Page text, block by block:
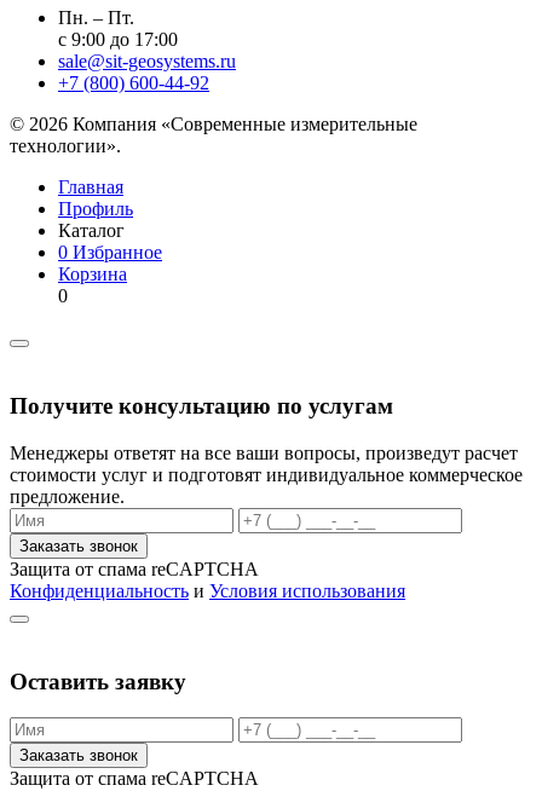
Пн. – Пт.
с 9:00 до 17:00
sale@sit-geosystems.ru
+7 (800) 600-44-92
© 2026 Компания «Современные измерительные
технологии».
Главная
Профиль
Каталог
0 Избранное
Корзина
0
Получите консультацию по услугам
Менеджеры ответят на все ваши вопросы, произведут расчет
стоимости услуг и подготовят индивидуальное коммерческое
предложение.
Заказать звонок
Защита от спама reCAPTCHA
Конфиденциальность и Условия использования
Оставить заявку
Заказать звонок
Защита от спама reCAPTCHA